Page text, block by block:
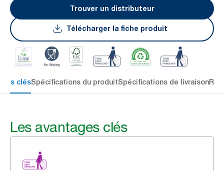
Trouver un distributeur
Télécharger la fiche produit
clésSpécifications du produitSpécifications de livraison
Les avantages clés